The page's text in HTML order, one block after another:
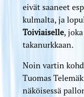
eivät saaneet
kulmalta, ja
Toiviaiselle,
takanurkkaan.
Noin vartin
Tuomas
näköisessä